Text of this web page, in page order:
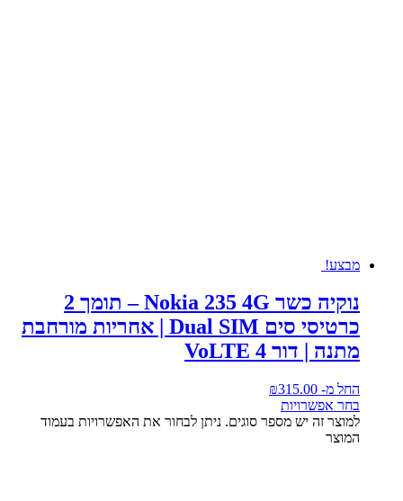
מבצע!
נוקיה כשר Nokia 235 4G – תומך 2
כרטיסי סים Dual SIM | אחריות מורחבת
מתנה | דור 4 VoLTE
החל מ- ₪315.00
בחר אפשרויות
למוצר זה יש מספר סוגים. ניתן לבחור את האפשרויות בעמוד
המוצר